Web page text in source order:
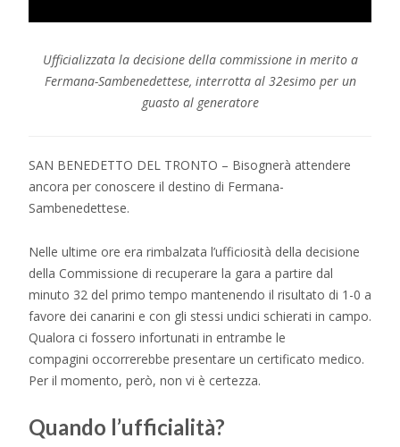
Ufficializzata la decisione della commissione in merito a
Fermana-Sambenedettese, interrotta al 32esimo per un
guasto al generatore
SAN BENEDETTO DEL TRONTO – Bisognerà attendere
ancora per conoscere il destino di Fermana-
Sambenedettese.
Nelle ultime ore era rimbalzata l’ufficiosità della decisione
della Commissione di recuperare la gara a partire dal
minuto 32 del primo tempo mantenendo il risultato di 1-0 a
favore dei canarini e con gli stessi undici schierati in campo.
Qualora ci fossero infortunati in entrambe le
compagini occorrerebbe presentare un certificato medico.
Per il momento, però, non vi è certezza.
Quando l’ufficialità?